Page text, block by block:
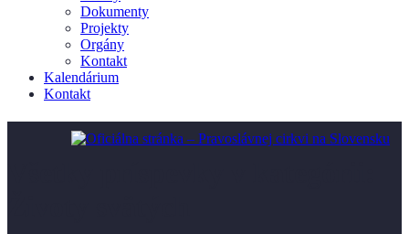
Dokumenty
Projekty
Orgány
Kontakt
Kalendárium
Kontakt